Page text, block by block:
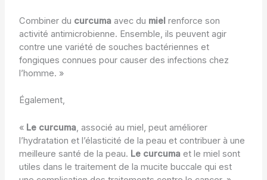
Combiner du curcumaavec du miel renforce son
activité antimicrobienne. Ensemble, ils peuvent agir
contre une variété de souches bactériennes et
fongiques connues pour causer des infections chez
l’homme. »
Également,
« Le curcuma, associé au miel, peut améliorer
l’hydratation et l’élasticité de la peau et contribuer à une
meilleure santé de la peau. Le curcumaet le miel sont
utiles dans le traitement de la mucite buccale qui est